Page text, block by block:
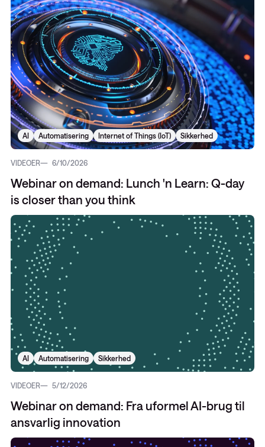
AI Automatisering Internet of Things (IoT) Sikkerhed
VIDEOER 6/10/2026
Webinar on demand: Lunch 'n Learn: Q-day
is closer than you think
AI Automatisering Sikkerhed
VIDEOER 5/12/2026
Webinar on demand: Fra uformel AI-brug til
ansvarlig innovation